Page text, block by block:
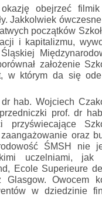
obejrzeć
Jakkolwiek
początków
i kapitalizmu,
założenie
w którym da się
hab. Wojciech
prof. dr
przyświecające
oraz
ŚMSH nie
uczelniami,
Ecole Superieure
Owocem
w dziedzinie